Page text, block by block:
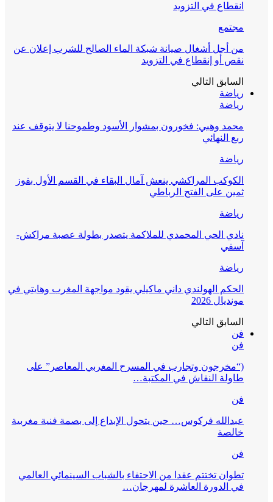
انقطاع في التزويد
مجتمع
من أجل أشغال صيانة شبكة الماء الصالح للشرب إعلان عن
نقص أو إنقطاع في التزويد
السابق التالي
رياضة
رياضة
محمد وهبي: فخورون بمشوار الأسود وطموحنا لا يتوقف عند
ربع النهائي
رياضة
الكوكب المراكشي ينعش آمال البقاء في القسم الأول بفوز
ثمين على الفتح الرباطي
رياضة
نادي الحي المحمدي للملاكمة يتصدر بطولة عصبة مراكش-
آسفي
رياضة
الحكم الهولندي داني ماكيلي يقود مواجهة المغرب وهايتي في
مونديال 2026
السابق التالي
فن
فن
(“مخرجون وتجارب في المسرح المغربي المعاصر” على
طاولة النقاش في المكتبة…
فن
عبدالله فركوس… حين يتحول الإبداع إلى بصمة فنية مغربية
خالصة
فن
تطوان تختتم عقدا من الاحتفاء بالشباب السينمائي العالمي
في الدورة العاشرة لمهرجان…